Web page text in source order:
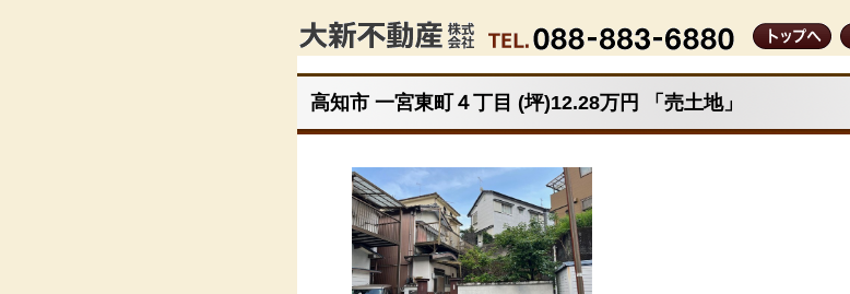
高知市 一宮東町４丁目 (坪)12.28万円 「売土地」